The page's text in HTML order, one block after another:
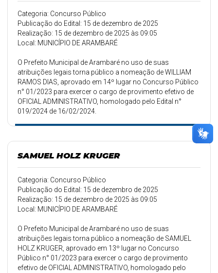
Categoria: Concurso Público
Publicação do Edital: 15 de dezembro de 2025
Realização: 15 de dezembro de 2025 às 09:05
Local: MUNICÍPIO DE ARAMBARÉ
O Prefeito Municipal de Arambaré no uso de suas
atribuições legais torna público a nomeação de WILLIAM
RAMOS DIAS, aprovado em 14º lugar no Concurso Público
n° 01/2023 para exercer o cargo de provimento efetivo de
OFICIAL ADMINISTRATIVO, homologado pelo Edital n°
019/2024 de 16/02/2024.
SAMUEL HOLZ KRUGER
Categoria: Concurso Público
Publicação do Edital: 15 de dezembro de 2025
Realização: 15 de dezembro de 2025 às 09:05
Local: MUNICÍPIO DE ARAMBARÉ
O Prefeito Municipal de Arambaré no uso de suas
atribuições legais torna público a nomeação de SAMUEL
HOLZ KRUGER, aprovado em 13º lugar no Concurso
Público n° 01/2023 para exercer o cargo de provimento
efetivo de OFICIAL ADMINISTRATIVO, homologado pelo